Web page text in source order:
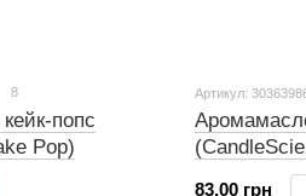
8
попс
Pop)
Артикул:
83.00 грн